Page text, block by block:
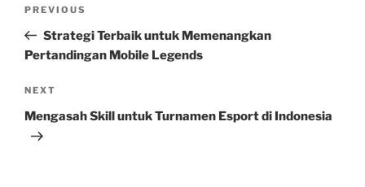
Previous
Post
PREVIOUS
Strategi Terbaik untuk Memenangkan
Pertandingan Mobile Legends
Next
Post
NEXT
Mengasah Skill untuk Turnamen Esport di Indonesia